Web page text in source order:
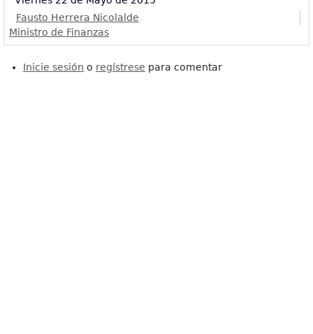
Fausto Herrera Nicolalde
Ministro de Finanzas
Inicie sesión o regístrese para comentar